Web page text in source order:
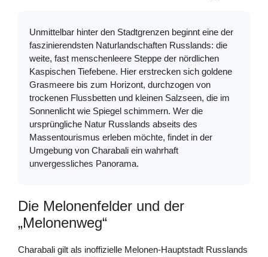
Unmittelbar hinter den Stadtgrenzen beginnt eine der
faszinierendsten Naturlandschaften Russlands: die
weite, fast menschenleere Steppe der nördlichen
Kaspischen Tiefebene. Hier erstrecken sich goldene
Grasmeere bis zum Horizont, durchzogen von
trockenen Flussbetten und kleinen Salzseen, die im
Sonnenlicht wie Spiegel schimmern. Wer die
ursprüngliche Natur Russlands abseits des
Massentourismus erleben möchte, findet in der
Umgebung von Charabali ein wahrhaft
unvergessliches Panorama.
Die Melonenfelder und der
„Melonenweg“
Charabali gilt als inoffizielle Melonen-Hauptstadt Russlands